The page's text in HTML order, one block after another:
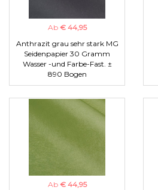
Ab € 44,95
Anthrazit grau sehr stark MG
Seidenpapier 30 Gramm
Wasser -und Farbe-Fast. ±
890 Bogen
Ab € 44,95